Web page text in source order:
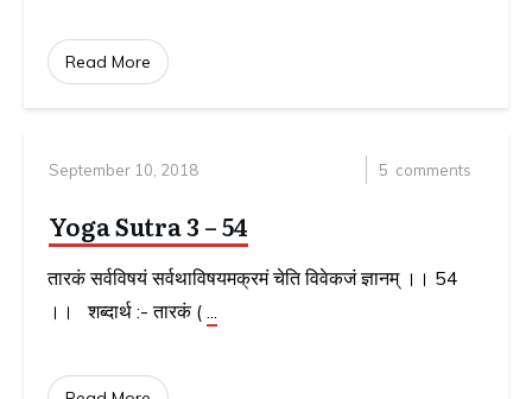
Read More
September 10, 2018 5 comments
Yoga Sutra 3 – 54
तारकं सर्वविषयं सर्वथाविषयमक्रमं चेति विवेकजं ज्ञानम् ।। 54
।। शब्दार्थ :- तारकं ( ...